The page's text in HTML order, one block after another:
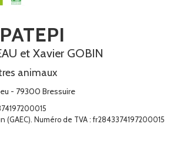
et Xavier GOBIN
animaux
- 79300 Bressuire
Numéro de TVA : fr2843374197200015